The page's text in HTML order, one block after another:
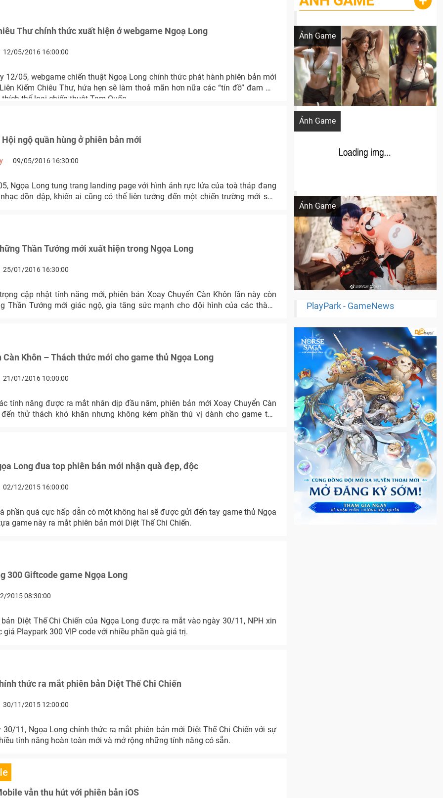
Thư chính thức xuất hiện ở webgame Ngoạ Long
12/05/2016 16:00:00
12/05, webgame chiến thuật Ngoạ Long chính thức phát hành phiên bản mới
Kiếm Chiêu Thư, hứa hẹn sẽ làm thoả mãn hơn nữa các “tín đồ” đam mê
thể loại chiến thuật Tam Quốc.
ngộ quần hùng ở phiên bản mới
09/05/2016 16:30:00
Ngọa Long tung trang landing page với hình ảnh rực lửa của toà tháp đang
dồn dập, khiến ai cũng có thể liên tưởng đến một chiến trường mới sắp
Thần Tướng mới xuất hiện trong Ngọa Long
25/01/2016 16:30:00
cập nhật tính năng mới, phiên bản Xoay Chuyển Càn Khôn lần này còn
Thần Tướng mới giác ngộ, gia tăng sức mạnh cho đội hình của các thành
Càn Khôn – Thách thức mới cho game thủ Ngọa Long
21/01/2016 10:00:00
tính năng được ra mắt nhân dịp đầu năm, phiên bản mới Xoay Chuyển Càn
thử thách khó khăn nhưng không kém phần thú vị dành cho game thủ
Long đua top phiên bản mới nhận quà đẹp, độc
02/12/2015 16:00:00
phần quà cực hấp dẫn có một không hai sẽ được gửi đến tay game thủ Ngọa
game này ra mắt phiên bản mới Diệt Thế Chi Chiến.
300 Giftcode game Ngọa Long
2015 08:30:00
Diệt Thế Chi Chiến của Ngọa Long được ra mắt vào ngày 30/11, NPH xin
giả Playpark 300 VIP code với nhiều phần quà giá trị.
thức ra mắt phiên bản Diệt Thế Chi Chiến
30/11/2015 12:00:00
30/11, Ngọa Long chính thức ra mắt phiên bản mới Diệt Thế Chi Chiến với sự
tính năng hoàn toàn mới và mở rộng những tính năng có sẵn.
vẫn thu hút với phiên bản iOS
Ảnh Game
Lala Croft vừa nóng vừa xinh dưới nét vẽ
Ảnh Game
Khi AI Cosplay gái đẹp One Piece
Ảnh Game
PlayPark - GameNews